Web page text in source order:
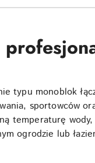
typu monoblok
sportowców
temperaturę
ogrodzie lub